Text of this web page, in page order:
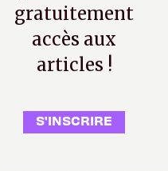
gratuitement
accès aux
articles !
S'INSCRIRE